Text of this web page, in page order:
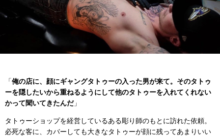
「俺の店に、顔にギャングタトゥーの入った男が来て。そのタトゥ
ーを隠したいから重ねるようにして他のタトゥーを入れてくれない
かって聞いてきたんだ」
タトゥーショップを経営しているある彫り師のもとに訪れた依頼。
必死な客に、カバーしても大きなタトゥーが顔に残ってあまりいい